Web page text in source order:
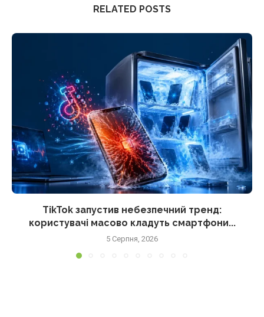
RELATED POSTS
TikTok запустив небезпечний тренд:
користувачі масово кладуть смартфони...
5 Серпня, 2026